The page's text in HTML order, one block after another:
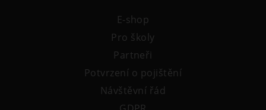
E-shop
Pro školy
Partneři
Potvrzení o pojištění
Návštěvní řád